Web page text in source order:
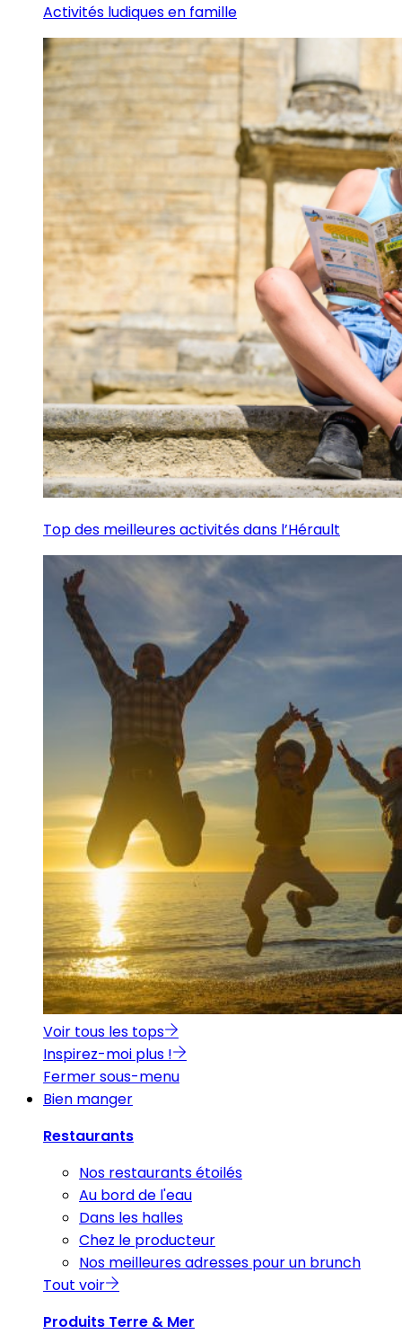
Activités ludiques en famille
Top des meilleures activités dans l’Hérault
Voir tous les tops
Inspirez-moi plus !
Fermer sous-menu
Bien manger
Restaurants
Nos restaurants étoilés
Au bord de l'eau
Dans les halles
Chez le producteur
Nos meilleures adresses pour un brunch
Tout voir
Produits Terre & Mer